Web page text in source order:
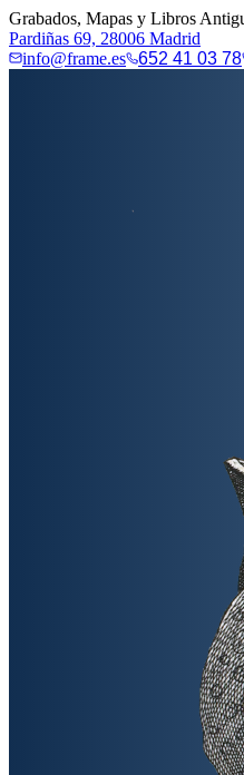
Grabados, Mapas y Libros
Pardiñas 69, 28006 Madrid
info@frame.es
652 41 03 78